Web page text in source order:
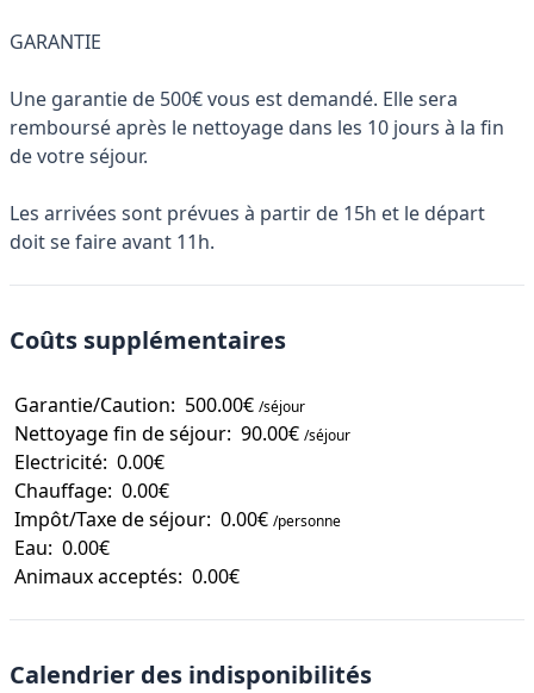
GARANTIE
Une garantie de 500€ vous est demandé. Elle sera
remboursé après le nettoyage dans les 10 jours à la fin
de votre séjour.
Les arrivées sont prévues à partir de 15h et le départ
doit se faire avant 11h.
Coûts supplémentaires
Garantie/Caution: 500.00€ /séjour
Nettoyage fin de séjour: 90.00€ /séjour
Electricité: 0.00€
Chauffage: 0.00€
Impôt/Taxe de séjour: 0.00€ /personne
Eau: 0.00€
Animaux acceptés: 0.00€
Calendrier des indisponibilités